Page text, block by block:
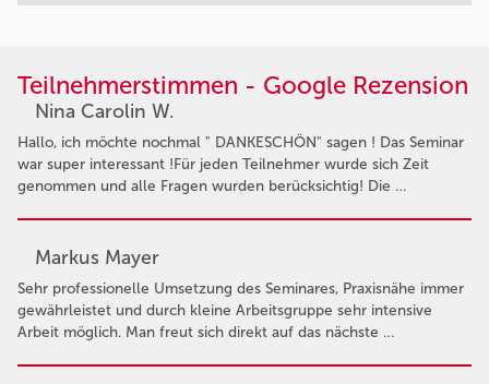
Teilnehmerstimmen - Google Rezension
Nina Carolin W.
Hallo, ich möchte nochmal " DANKESCHÖN" sagen ! Das Seminar
war super interessant !Für jeden Teilnehmer wurde sich Zeit
genommen und alle Fragen wurden berücksichtig! Die …
Markus Mayer
Sehr professionelle Umsetzung des Seminares, Praxisnähe immer
gewährleistet und durch kleine Arbeitsgruppe sehr intensive
Arbeit möglich. Man freut sich direkt auf das nächste …